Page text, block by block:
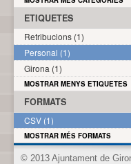
ETIQUETES
Retribucions (1)
Personal (1)
Girona (1)
MOSTRAR MENYS ETIQUETES
FORMATS
CSV (1)
MOSTRAR MÉS FORMATS
© 2013 Ajuntament de